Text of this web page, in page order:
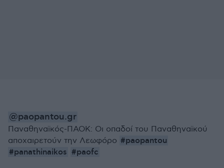
@paopantou.gr
Παναθηναϊκός-ΠΑΟΚ: Οι οπαδοί του Παναθηναϊκού
αποχαιρετούν την Λεωφόρο #paopantou
#panathinaikos #paofc